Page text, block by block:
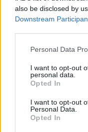
also be disclosed by
Downstream
Please note that this
not limited to your
grant or deny consent
use your data for
consent section.
Personal Data
I want to opt-out
personal data.
Opted In
I want to opt-out
Personal Data.
Opted In